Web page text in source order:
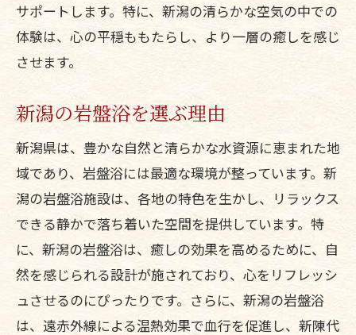
サポートします。特に、新潟の清らかな空気の中での
体験は、心の平穏ももたらし、より一層の癒しを感じ
させます。
新潟の岩盤浴を選ぶ理由
新潟県は、豊かな自然と清らかな水資源に恵まれた地
域であり、岩盤浴には最適な環境が整っています。新
潟の岩盤浴施設は、各地の特色を生かし、リラックス
できる静かで落ち着いた空間を提供しています。特
に、新潟の岩盤浴は、癒しの効果を高めるために、自
然を感じられる設計が施されており、心をリフレッシ
ュさせるのにぴったりです。さらに、新潟の岩盤浴
は、遠赤外線による温熱効果で血行を促進し、新陳代